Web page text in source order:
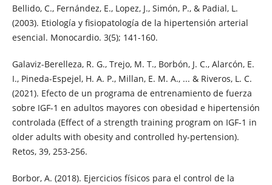
Bellido, C., Fernández, E., Lopez, J., Simón, P., & Padial, L.
(2003). Etiología y fisiopatología de la hipertensión arterial
esencial. Monocardio. 3(5); 141-160.
Galaviz-Berelleza, R. G., Trejo, M. T., Borbón, J. C., Alarcón, E.
I., Pineda-Espejel, H. A. P., Millan, E. M. A., ... & Riveros, L. C.
(2021). Efecto de un programa de entrenamiento de fuerza
sobre IGF-1 en adultos mayores con obesidad e hipertensión
controlada (Effect of a strength training program on IGF-1 in
older adults with obesity and controlled hy-pertension).
Retos, 39, 253-256.
Borbor, A. (2018). Ejercicios físicos para el control de la